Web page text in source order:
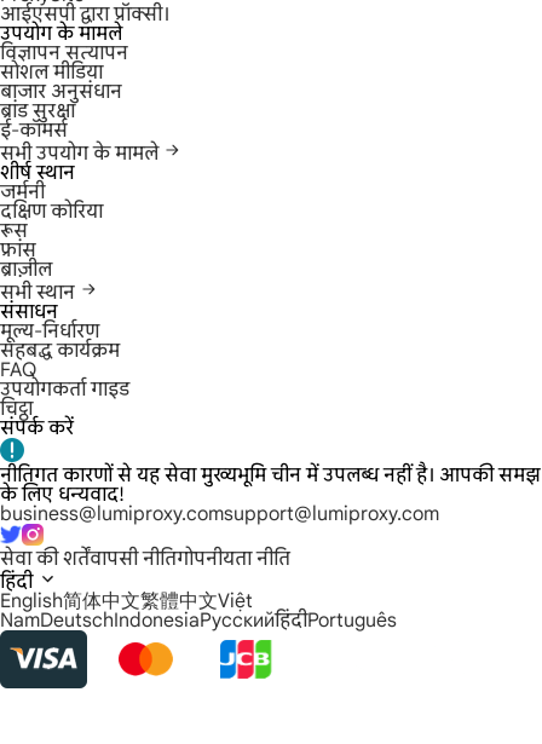
आईएसपी द्वारा प्रॉक्सी।
उपयोग के मामले
विज्ञापन सत्यापन
सोशल मीडिया
बाजार अनुसंधान
ब्रांड सुरक्षा
ई-कॉमर्स
सभी उपयोग के मामले
शीर्ष स्थान
जर्मनी
दक्षिण कोरिया
रूस
फ्रांस
ब्राज़ील
सभी स्थान
संसाधन
मूल्य-निर्धारण
सहबद्ध कार्यक्रम
FAQ
उपयोगकर्ता गाइड
चिट्ठा
संपर्क करें
नीतिगत कारणों से यह सेवा मुख्यभूमि चीन में उपलब्ध नहीं है। आपकी समझ
के लिए धन्यवाद!
business@lumiproxy.comsupport@lumiproxy.com
सेवा की शर्तेंवापसी नीतिगोपनीयता नीति
हिंदी
English简体中文繁體中文Việt
NamDeutschIndonesiaРусскийहिंदीPortuguês